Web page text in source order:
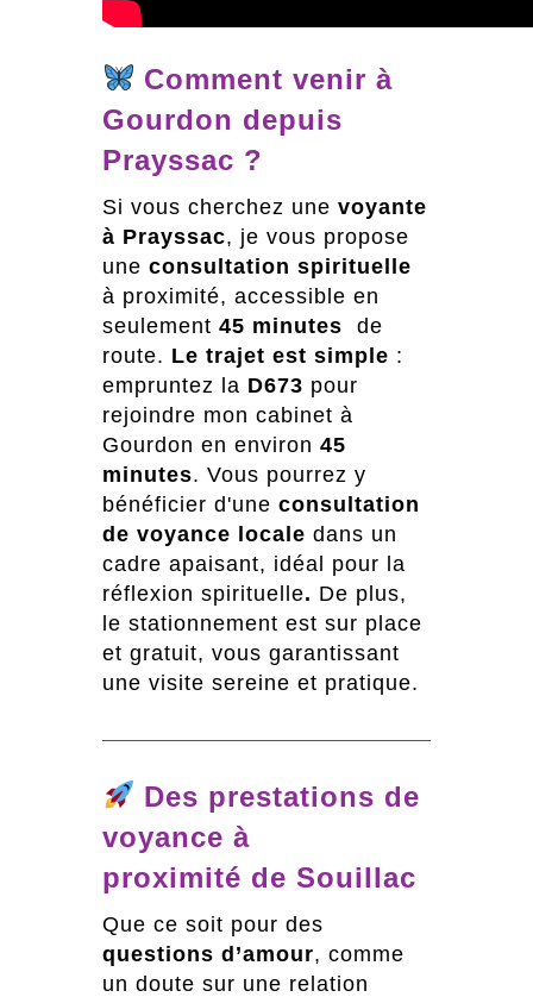
Comment venir à
Gourdon depuis
Prayssac ?
Si vous cherchez une voyante
à Prayssac, je vous propose
une consultation spirituelle
à proximité, accessible en
seulement 45 minutes
de
route. Le trajet est simple :
empruntez la D673 pour
rejoindre mon cabinet à
Gourdon en environ 45
minutes. Vous pourrez y
bénéficier d'une consultation
de voyance locale dans un
cadre apaisant, idéal pour la
réflexion spirituelle. De plus,
le stationnement est sur place
et gratuit, vous garantissant
une visite sereine et pratique.
Des prestations de
voyance à
proximité de Souillac
Que ce soit pour des
questions d’amour, comme
un doute sur une relation